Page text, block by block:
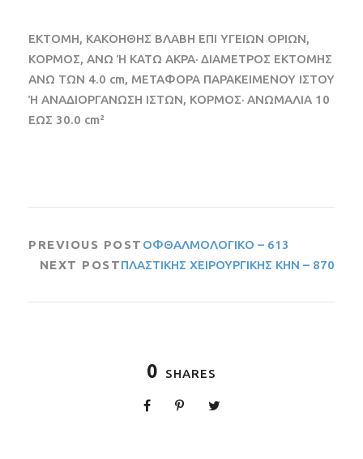
ΕΚΤΟΜΗ, ΚΑΚΟΗΘΗΣ ΒΛΑΒΗ ΕΠΙ ΥΓΕΙΩΝ ΟΡΙΩΝ,
ΚΟΡΜΟΣ, ΑΝΩ Ή ΚΑΤΩ ΑΚΡΑ· ΔΙΑΜΕΤΡΟΣ ΕΚΤΟΜΗΣ
ΑΝΩ ΤΩΝ 4.0 cm, ΜΕΤΑΦΟΡΑ ΠΑΡΑΚΕΙΜΕΝΟΥ ΙΣΤΟΥ
Ή ΑΝΑΔΙΟΡΓΑΝΩΣΗ ΙΣΤΩΝ, ΚΟΡΜΟΣ· ΑΝΩΜΑΛΙΑ 10
ΕΩΣ 30.0 cm²
PREVIOUS POST ΟΦΘΑΛΜΟΛΟΓΙΚΟ – 613
NEXT POSTΠΛΑΣΤΙΚΗΣ ΧΕΙΡΟΥΡΓΙΚΗΣ ΚΗΝ – 870
0 SHARES